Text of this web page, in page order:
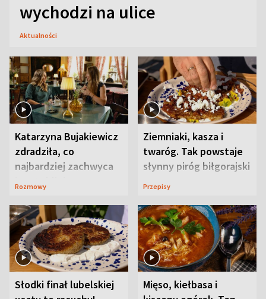
wychodzi na ulice
Aktualności
Katarzyna Bujakiewicz
zdradziła, co
najbardziej zachwyca
ją w Lublinie
Rozmowy
Ziemniaki, kasza i
twaróg. Tak powstaje
słynny piróg biłgorajski
Przepisy
Słodki finał lubelskiej
Mięso, kiełbasa i